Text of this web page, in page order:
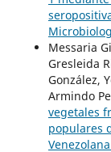
Messaria
Gresleida
González,
Armindo
vegetales
populares